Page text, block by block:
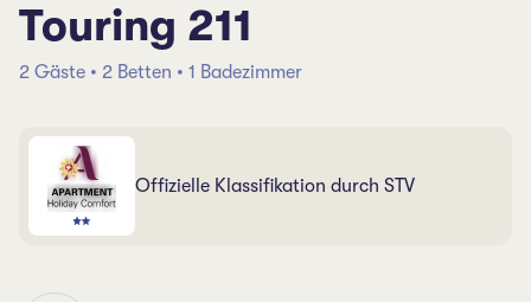
Touring 211
2 Gäste • 2 Betten • 1 Badezimmer
Offizielle Klassifikation durch STV